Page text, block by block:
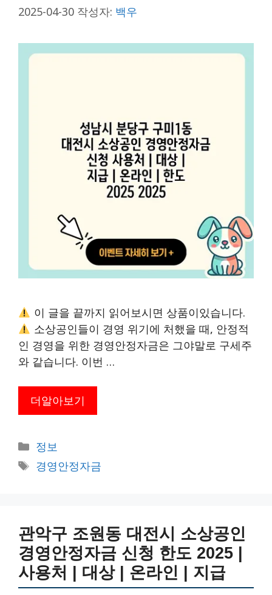
2025-04-30 작성자: 백우
이 글을 끝까지 읽어보시면 상품이있습니다.
소상공인들이 경영 위기에 처했을 때, 안정적
인 경영을 위한 경영안정자금은 그야말로 구세주
와 같습니다. 이번 …
더알아보기
카
테
고
정보
태
경영안정자금
관악구 조원동 대전시 소상공인
경영안정자금 신청 한도 2025 |
사용처 | 대상 | 온라인 | 지급